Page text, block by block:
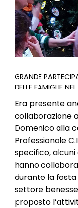
GRANDE
DELLE FAMIGLIE
Era presente
collaborazione
Domenico alla
Professionale
specifico,
hanno
durante la festa
settore
proposto